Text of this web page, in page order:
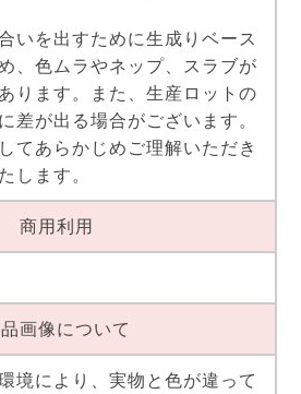
いを出すために生成りベース
、色ムラやネップ、スラブが
ります。また、生産ロットの
差が出る場合がございます。
てあらかじめご理解いただき
します。
商用利用
画像について
境により、実物と色が違って